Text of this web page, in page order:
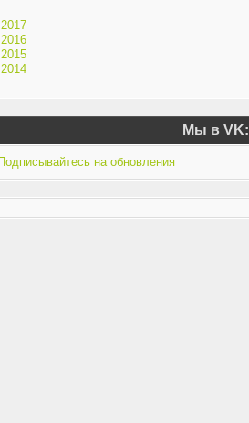
2017
2016
2015
2014
Мы в VK: